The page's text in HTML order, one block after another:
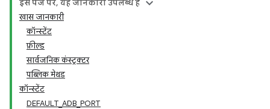
इस पेज पर, यह जानकारी उपलब्ध है
खास जानकारी
कॉन्स्टेंट
फ़ील्ड
सार्वजनिक कंस्ट्रक्टर
पब्लिक मेथड
कॉन्स्टेंट
DEFAULT_ADB_PORT